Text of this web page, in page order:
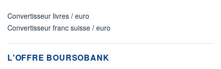
Convertisseur livres / euro
Convertisseur franc suisse / euro
L'OFFRE BOURSOBANK